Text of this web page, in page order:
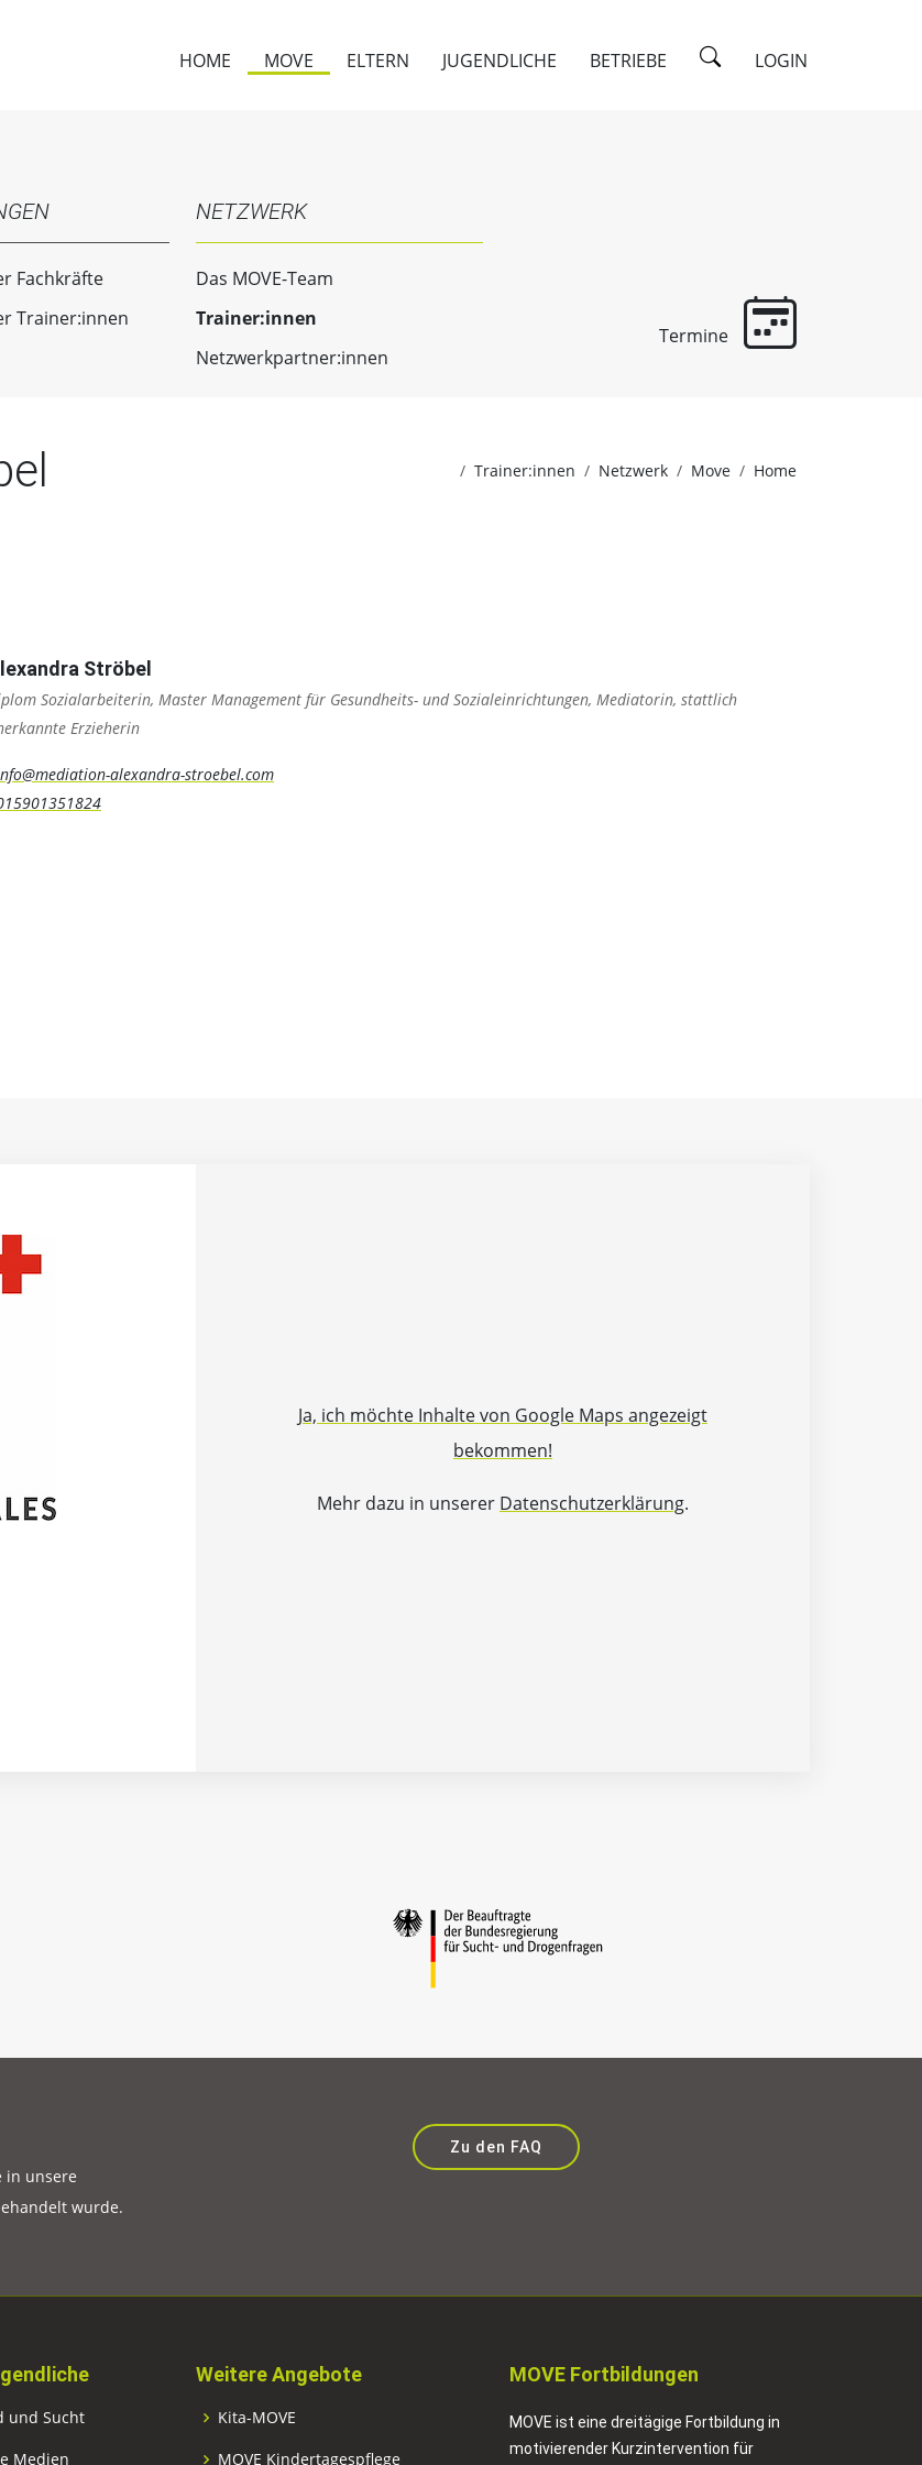
HOME MOVE ELTERN JUGENDLICHE BETRIEBE LOGIN
Fachkräfte
Trainer:innen
NETZWERK
Das MOVE-Team
Trainer:innen
Netzwerkpartner:innen
Termine
Trainer:innen Netzwerk Move Home
Ströbel
Sozialarbeiterin, Master Management für Gesundheits- und Sozialeinrichtungen, Mediatorin, stattlich
Erzieherin
alexandra-stroebel.com
Ja, ich möchte Inhalte von Google Maps angezeigt
bekommen!
Mehr dazu in unserer Datenschutzerklärung.
in unsere
wurde.
Zu den FAQ
und Sucht
Medien
Weitere Angebote
Kita-MOVE
MOVE Kindertagespflege
MOVE Fortbildungen
MOVE ist eine dreitägige Fortbildung in
motivierender Kurzintervention für